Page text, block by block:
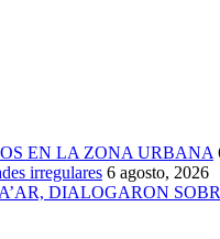
EN LA ZONA URBANA
irregulares 6 agosto, 2026
DIALOGARON